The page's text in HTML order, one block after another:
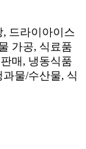
드라이아이스
가공, 식료품
매, 냉동식품
물/수산물, 식